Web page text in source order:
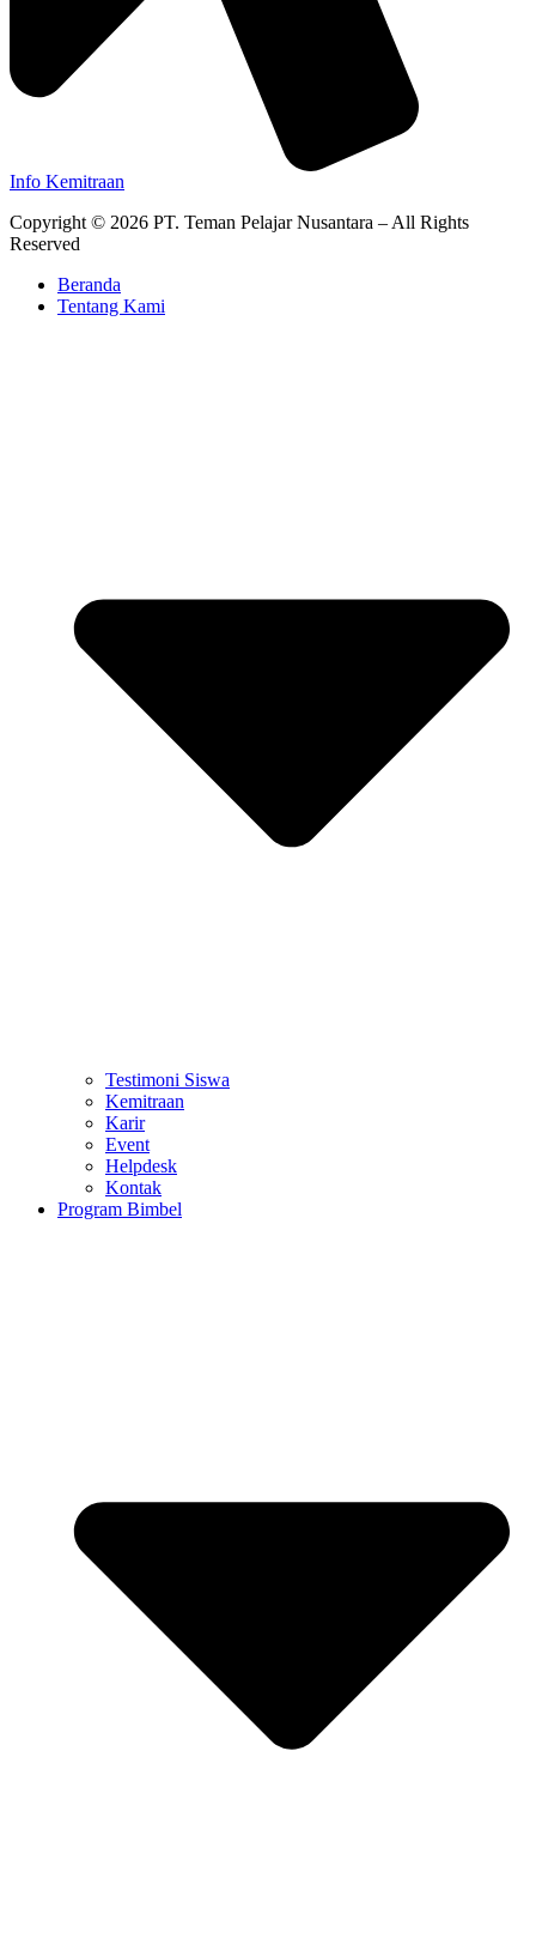
Info Kemitraan
Copyright © 2026 PT. Teman Pelajar Nusantara – All Rights
Reserved
Beranda
Tentang Kami
Testimoni Siswa
Kemitraan
Karir
Event
Helpdesk
Kontak
Program Bimbel